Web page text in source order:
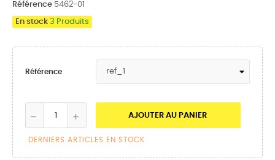
Référence 5462-01
En stock 3 Produits
Référence
AJOUTER AU PANIER
DERNIERS ARTICLES EN STOCK